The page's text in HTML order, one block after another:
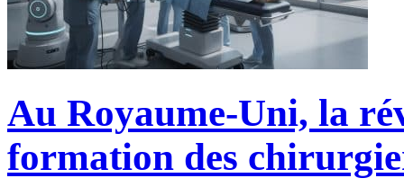
Au Royaume-Uni, la
formation des